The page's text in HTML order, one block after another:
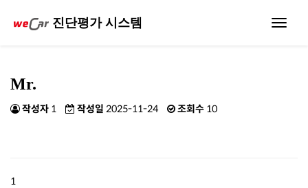
Toggle
진단평가 시스템
Mr.
작성자 1 작성일 2025-11-24 조회수 10
1